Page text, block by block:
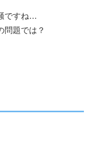
ですね…
問題では？